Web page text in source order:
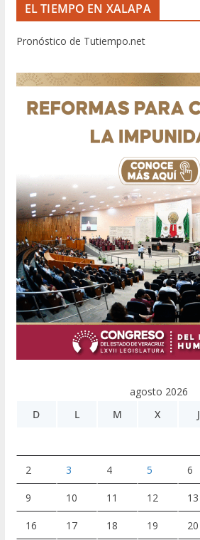
EL TIEMPO EN XALAPA
Pronóstico de Tutiempo.net
agosto 2026
D
L M X J
2 3 4 5 6
9 10 11 12 13
16 17 18 19 20